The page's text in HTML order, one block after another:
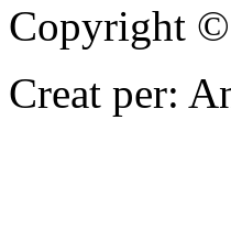
Copyright ©
Creat per: